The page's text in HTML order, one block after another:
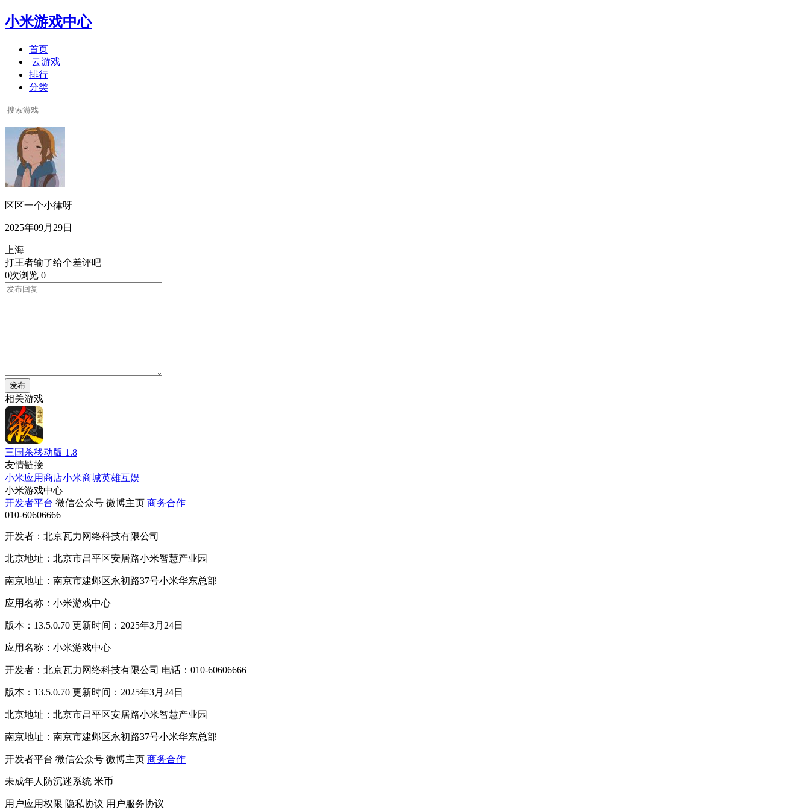
小米游戏中心
首页
云游戏
排行
分类
区区一个小律呀
2025年09月29日
上海
打王者输了给个差评吧
0次浏览 0
发布
相关游戏
三国杀移动版 1.8
友情链接
小米应用商店小米商城英雄互娱
小米游戏中心
开发者平台 微信公众号 微博主页 商务合作
010-60606666
开发者：北京瓦力网络科技有限公司
北京地址：北京市昌平区安居路小米智慧产业园
南京地址：南京市建邺区永初路37号小米华东总部
应用名称：小米游戏中心
版本：13.5.0.70 更新时间：2025年3月24日
应用名称：小米游戏中心
开发者：北京瓦力网络科技有限公司 电话：010-60606666
版本：13.5.0.70 更新时间：2025年3月24日
北京地址：北京市昌平区安居路小米智慧产业园
南京地址：南京市建邺区永初路37号小米华东总部
开发者平台 微信公众号 微博主页 商务合作
未成年人防沉迷系统 米币
用户应用权限 隐私协议 用户服务协议